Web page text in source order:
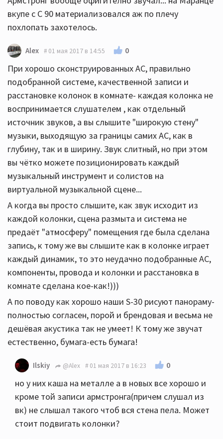
вкупе с С 90 материализовался аж по плечу
похлопать захотелось.
Alex 01 мая 2017 в 14:55 0
При хорошо сконструированных АС, правильно
подобранной системе, качественной записи и
расстановке колонок в комнате- каждая колонка не
воспринимается слушателем , как отдельный
источник звуков, а вы слышите "широкую стену"
музыки, выходящую за границы самих АС, как в
глубину, так и в ширину. Звук слитный, но при этом
вы чётко можете позиционировать каждый
музыкальный инструмент и солистов на
виртуальной музыкальной сцене...
А когда вы просто слышите, как звук исходит из
каждой колонки, сцена размыта и система не
предаёт "атмосферу" помещения где была сделана
запись, к тому же вы слышите как в колонке играет
каждый динамик, то это неудачно подобранные АС,
компоненты, провода и колонки и расстановка в
комнате сделана кое-как!)))
А по поводу как хорошо наши S-30 рисуют панораму-
полностью согласен, порой и брендовая и весьма не
дешёвая акустика так не умеет! К тому же звучат
естественно, бумага-есть бумага!
Ilskiy @Alex 01 мая 2017 в 16:23 0
но у них каша на металле а в новых все хорошо и
кроме той записи армстронга(причем слушал из
вк) не слышал такого чтоб вся стена пела. Может
стоит подвигать колонки?